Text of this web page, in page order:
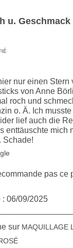
u. Geschmack
nur einen Stern
von Anne
roch und
o. Ä. Ich
lief auch die
enttäuschte mich
Schade!
pas ce
: 06/09/2025
sur MAQUILLAGE